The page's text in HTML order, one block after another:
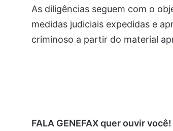
As diligências seguem com o
medidas judiciais expedidas e
criminoso a partir do material
FALA GENEFAX quer ouvir você!